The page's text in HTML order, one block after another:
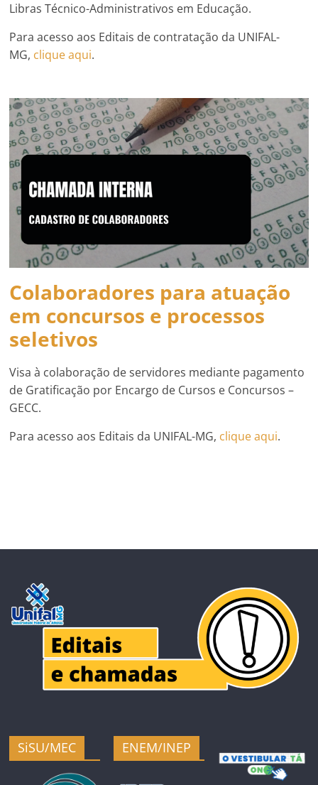
Libras Técnico-Administrativos em Educação.
Para acesso aos Editais de contratação da UNIFAL-
MG, clique aqui.
Colaboradores para atuação
em concursos e processos
seletivos
Visa à colaboração de servidores mediante pagamento
de Gratificação por Encargo de Cursos e Concursos –
GECC.
Para acesso aos Editais da UNIFAL-MG, clique aqui.
SiSU/MEC ENEM/INEP